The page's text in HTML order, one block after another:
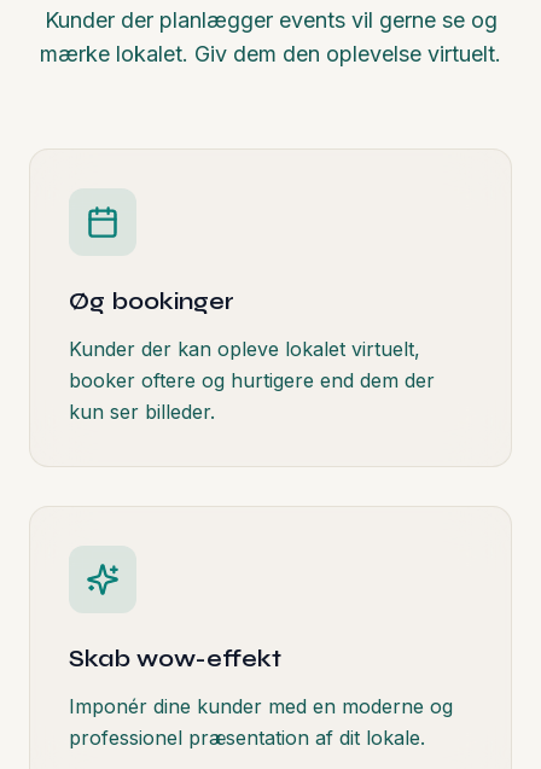
Kunder der planlægger events vil gerne se og
mærke lokalet. Giv dem den oplevelse virtuelt.
Øg bookinger
Kunder der kan opleve lokalet virtuelt,
booker oftere og hurtigere end dem der
kun ser billeder.
Skab wow-effekt
Imponér dine kunder med en moderne og
professionel præsentation af dit lokale.